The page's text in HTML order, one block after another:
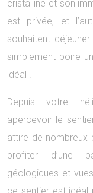
cristalline et son
est privée, et
souhaitent
simplement boire
idéal !
Depuis votre
apercevoir le
attire de nombreux
profiter d’une
géologiques et